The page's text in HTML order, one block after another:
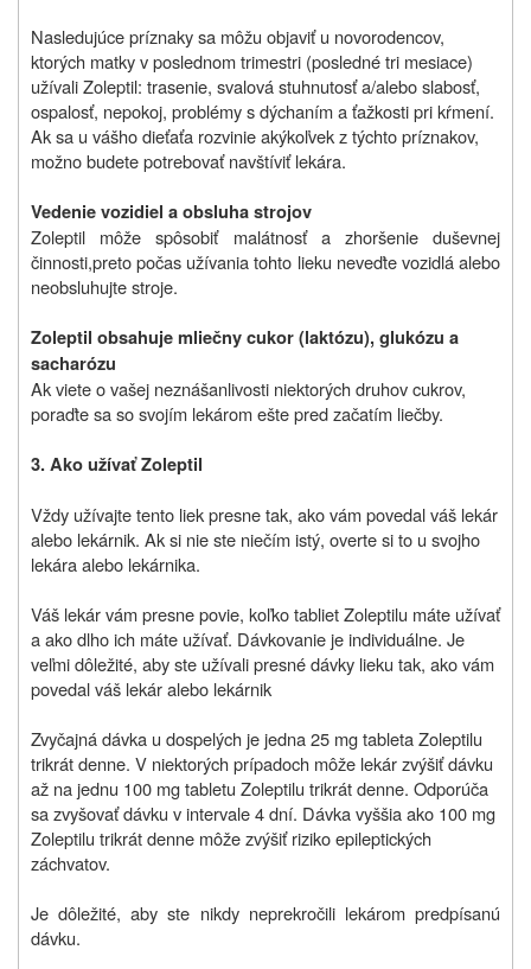
Nasledujúce príznaky sa môžu objaviť u novorodencov,
ktorých matky v poslednom trimestri (posledné tri mesiace)
užívali Zoleptil: trasenie, svalová stuhnutosť a/alebo slabosť,
ospalosť, nepokoj, problémy s dýchaním a ťažkosti pri kŕmení.
Ak sa u vášho dieťaťa rozvinie akýkoľvek z týchto príznakov,
možno budete potrebovať navštíviť lekára.
Vedenie vozidiel a obsluha strojov
Zoleptil môže spôsobiť malátnosť a zhoršenie duševnej
činnosti,pretopočas užívania tohto lieku neveďte vozidlá alebo
neobsluhujte stroje.
Zoleptil obsahuje mliečny cukor (laktózu), glukózu a
sacharózu
Ak viete o vašej neznášanlivosti niektorých druhov cukrov,
poraďte sa so svojím lekárom ešte pred začatím liečby.
3. Ako užívať Zoleptil
Vždy užívajte tento liek presne tak, ako vám povedal váš lekár
alebo lekárnik. Ak si nie ste niečím istý, overte si to u svojho
lekára alebo lekárnika.
Váš lekár vám presne povie, koľko tabliet Zoleptilu máte užívať
a ako dlho ich máte užívať. Dávkovanie je individuálne. Je
veľmi dôležité, aby ste užívali presné dávky lieku tak, ako vám
povedal váš lekár alebo lekárnik
Zvyčajná dávka u dospelých je jedna 25 mg tableta Zoleptilu
trikrát denne. V niektorých prípadoch môže lekár zvýšiť dávku
až na jednu 100 mg tabletu Zoleptilu trikrát denne. Odporúča
sa zvyšovať dávku v intervale 4 dní. Dávka vyššia ako 100 mg
Zoleptilu trikrát denne môže zvýšiť riziko epileptických
záchvatov.
Je dôležité, aby ste nikdy neprekročili lekárom predpísanú
dávku.